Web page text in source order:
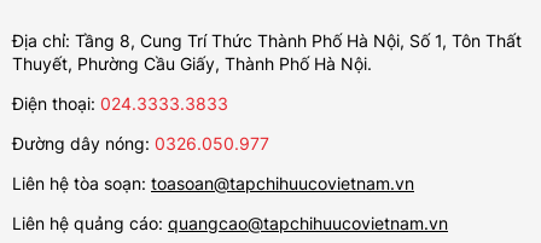
Địa chỉ: Tầng 8, Cung Trí Thức Thành Phố Hà Nội, Số 1, Tôn Thất
Thuyết, Phường Cầu Giấy, Thành Phố Hà Nội.
Điện thoại: 024.3333.3833
Đường dây nóng: 0326.050.977
Liên hệ tòa soạn: toasoan@tapchihuucovietnam.vn
Liên hệ quảng cáo: quangcao@tapchihuucovietnam.vn